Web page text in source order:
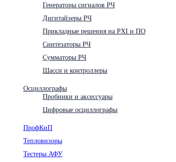
Генераторы сигналов РЧ
Дигитайзеры РЧ
Прикладные решения на PXI и ПО
Синтезаторы РЧ
Сумматоры РЧ
Шасси и контроллеры
Осциллографы
Пробники и аксессуары
Цифровые осциллографы
ПрофКиП
Тепловизоры
Тестеры АФУ